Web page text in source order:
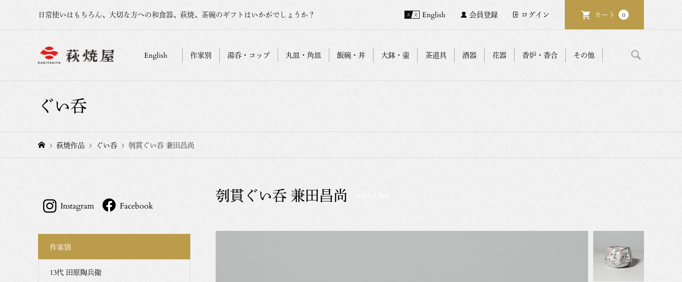
日常使いはもちろん、大切な方への和食器、萩焼、茶碗のギフトはいかがでしょうか？ English 会員登録 ログイン カート 0
English 作家別 湯呑・コップ 丸皿・角皿 飯碗・丼 大鉢・壷 茶道具 酒器 花器 香炉・香合 その他
ぐい呑
萩焼作品 ぐい呑 刳貫ぐい呑 兼田昌尚
刳貫ぐい呑 兼田昌尚
Instagram Facebook
作家別
13代 田原陶兵衛